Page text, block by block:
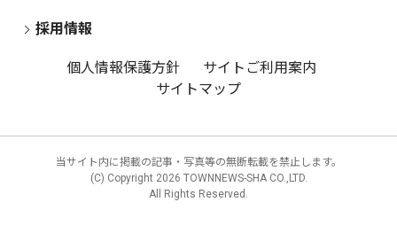
採用情報
個人情報保護方針
サイトご利用案内
サイトマップ
当サイト内に掲載の記事・写真等の無断転載を禁止します。
(C) Copyright 2026 TOWNNEWS-SHA CO.,LTD.
All Rights Reserved.